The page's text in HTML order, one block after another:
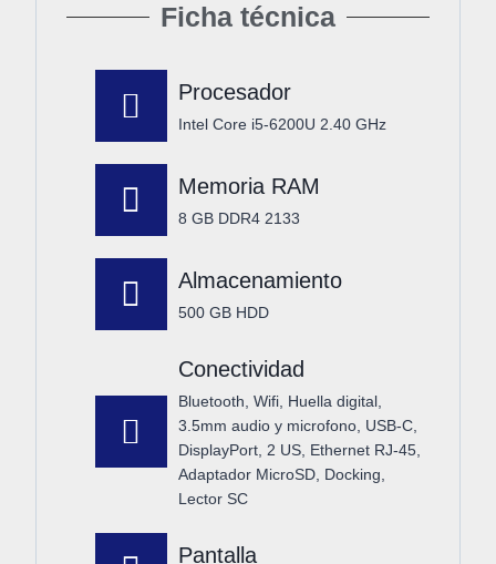
Ficha técnica
Procesador
Intel Core i5-6200U 2.40 GHz
Memoria RAM
8 GB DDR4 2133
Almacenamiento
500 GB HDD
Conectividad
Bluetooth, Wifi, Huella digital,
3.5mm audio y microfono, USB-C,
DisplayPort, 2 US, Ethernet RJ-45,
Adaptador MicroSD, Docking,
Lector SC
Pantalla